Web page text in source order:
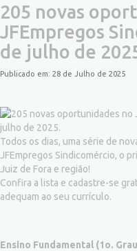
205 novas
JFEmpregos
de julho de
Publicado em: 28 de Julho de 2025
Todos os dias, uma série de
JFEmpregos Sindicomércio, o
Juiz de Fora e região!
Confira a lista e cadastre-se
adequam ao seu currículo.
Ensino Fundamental (1o.